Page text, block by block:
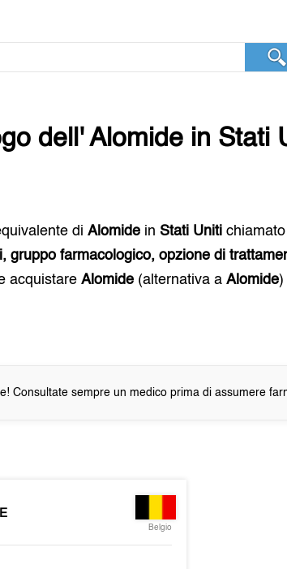
dell'Alomide in Stati
diAlomide in Stati Uniti
gruppo farmacologico, opzione di
acquistareAlomide (alternativa aAlomide)
Consultate sempre un medico prima di assumere
Belgio